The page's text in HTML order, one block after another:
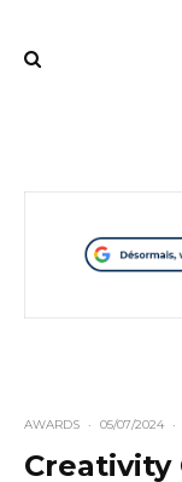
AWARDS · 05/07/2024 ·
Creativity